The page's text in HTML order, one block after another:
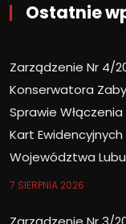
Ostatnie
Zarządzenie Nr 4/
Konserwatora
Sprawie
Kart
Województwa
7 SIERPNIA 2026